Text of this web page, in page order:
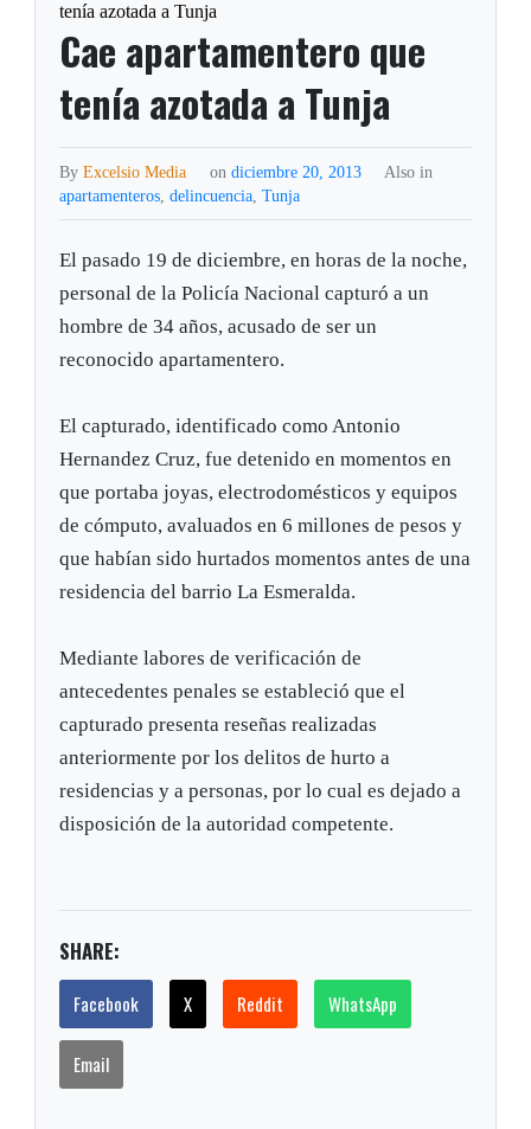
tenía azotada a Tunja
Cae apartamentero que
tenía azotada a Tunja
ByExcelsio Media on diciembre 20, 2013
Also in
apartamenteros,delincuencia,Tunja
El pasado 19 de diciembre, en horas de la noche,
personal de la Policía Nacional capturó a un
hombre de 34 años, acusado de ser un
reconocido apartamentero.
El capturado, identificado como Antonio
Hernandez Cruz, fue detenido en momentos en
que portaba joyas, electrodomésticos y equipos
de cómputo, avaluados en 6 millones de pesos y
que habían sido hurtados momentos antes de una
residencia del barrio La Esmeralda.
Mediante labores de verificación de
antecedentes penales se estableció que el
capturado presenta reseñas realizadas
anteriormente por los delitos de hurto a
residencias y a personas, por lo cual es dejado a
disposición de la autoridad competente.
SHARE:
Facebook X Reddit WhatsApp
Email